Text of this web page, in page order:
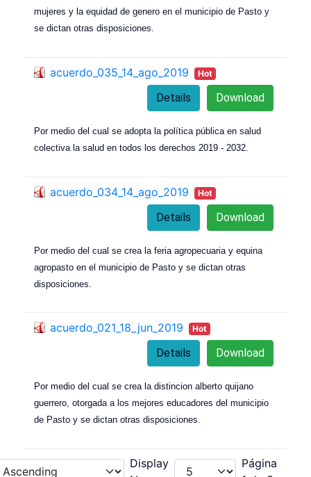
mujeres y la equidad de genero en el municipio de Pasto y
se dictan otras disposiciones.
acuerdo_035_14_ago_2019 Hot
Download
Details
Por medio del cual se adopta la política pública en salud
colectiva la salud en todos los derechos 2019 - 2032.
acuerdo_034_14_ago_2019 Hot
Download
Details
Por medio del cual se crea la feria agropecuaria y equina
agropasto en el municipio de Pasto y se dictan otras
disposiciones.
acuerdo_021_18_jun_2019 Hot
Download
Details
Por medio del cual se crea la distincion alberto quijano
guerrero, otorgada a los mejores educadores del municipio
de Pasto y se dictan otras disposiciones.
Display
Página